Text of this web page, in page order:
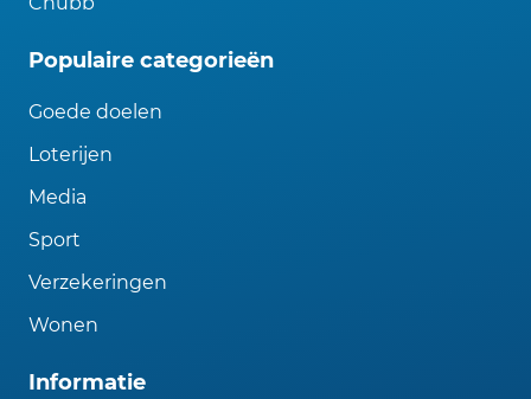
Populaire categorieën
Goede doelen
Loterijen
Media
Sport
Verzekeringen
Wonen
Informatie